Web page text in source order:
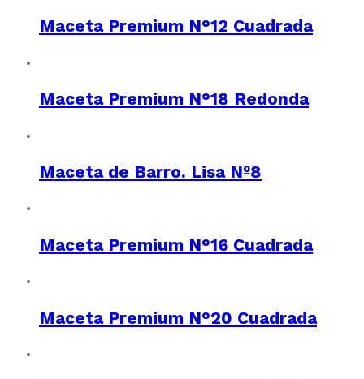
Maceta Premium N°12 Cuadrada
Maceta Premium N°18 Redonda
Maceta de Barro. Lisa Nº8
Maceta Premium N°16 Cuadrada
Maceta Premium N°20 Cuadrada